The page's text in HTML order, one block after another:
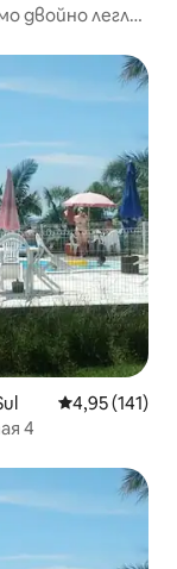
двойно легло
Средна
4,95 (141)
4